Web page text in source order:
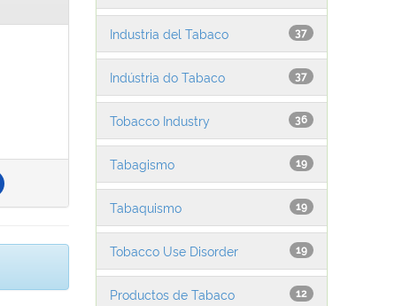
37
Industria del Tabaco
37
Indústria do Tabaco
36
Tobacco Industry
19
Tabagismo
19
Tabaquismo
19
Tobacco Use Disorder
12
Productos de Tabaco